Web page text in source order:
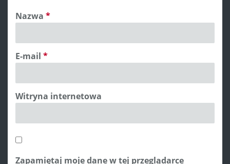
Nazwa *
E-mail *
Witryna internetowa
Zapamiętaj moje dane w tej przeglądarce